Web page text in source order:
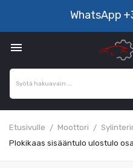
WhatsApp

Etusivulle Moottori
Plokikaas sisääntulo ulostulo